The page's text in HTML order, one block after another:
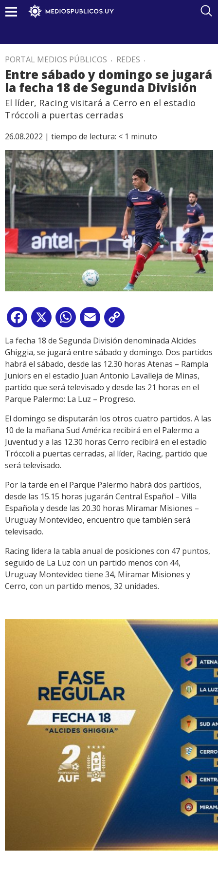
PORTAL MEDIOS PÚBLICOS . REDES .
Entre sábado y domingo se jugará
la fecha 18 de Segunda División
El líder, Racing visitará a Cerro en el estadio
Tróccoli a puertas cerradas
26.08.2022 | tiempo de lectura: < 1 minuto
Facebook
X WhatsApp
Email
Link
La fecha 18 de Segunda División denominada Alcides
Ghiggia, se jugará entre sábado y domingo. Dos partidos
habrá el sábado, desde las 12.30 horas Atenas – Rampla
Juniors en el estadio Juan Antonio Lavalleja de Minas,
partido que será televisado y desde las 21 horas en el
Parque Palermo: La Luz – Progreso.
El domingo se disputarán los otros cuatro partidos. A las
10 de la mañana Sud América recibirá en el Palermo a
Juventud y a las 12.30 horas Cerro recibirá en el estadio
Tróccoli a puertas cerradas, al líder, Racing, partido que
será televisado.
Por la tarde en el Parque Palermo habrá dos partidos,
desde las 15.15 horas jugarán Central Español – Villa
Española y desde las 20.30 horas Miramar Misiones –
Uruguay Montevideo, encuentro que también será
televisado.
Racing lidera la tabla anual de posiciones con 47 puntos,
seguido de La Luz con un partido menos con 44,
Uruguay Montevideo tiene 34, Miramar Misiones y
Cerro, con un partido menos, 32 unidades.